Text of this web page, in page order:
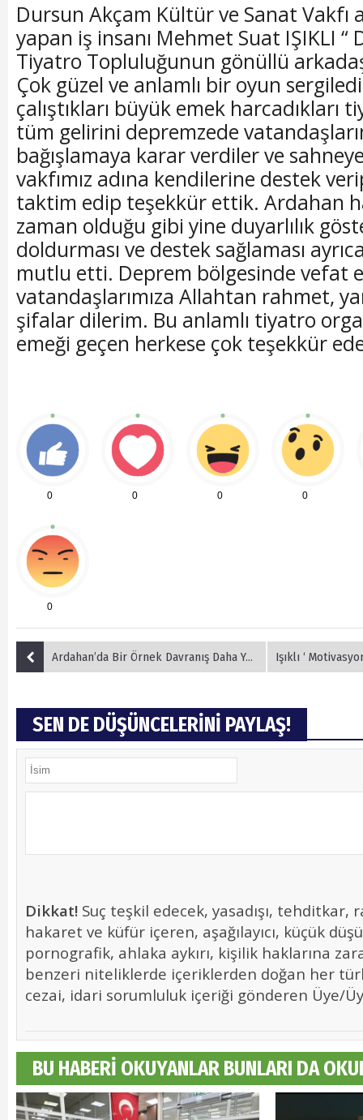
​Dursun Akçam Kültür ve Sanat Vakfı
yapan iş insanı Mehmet Suat IŞIKLI “
Tiyatro Topluluğunun gönüllü
Çok güzel ve anlamlı bir oyun
çalıştıkları büyük emek harcadıkları
tüm gelirini depremzede
bağışlamaya karar verdiler ve
vakfımız adına kendilerine destek
taktim edip teşekkür ettik. Ardahan
zaman olduğu gibi yine duyarlılık
doldurması ve destek sağlaması
mutlu etti. Deprem bölgesinde vefat
vatandaşlarımıza Allahtan rahmet,
şifalar dilerim. Bu anlamlı tiyatro
emeği geçen herkese çok teşekkür
0 0 0 0
0
Ardahan’da Bir Örnek Davranış Daha Yaşandı. Işıklı ‘ Motivasyon
SEN DE DÜŞÜNCELERİNİ PAYLAŞ!
Dikkat! Suç teşkil edecek, yasadışı, tehditkar,
hakaret ve küfür içeren, aşağılayıcı, küçük
pornografik, ahlaka aykırı, kişilik haklarına
benzeri niteliklerde içeriklerden doğan her
cezai, idari sorumluluk içeriği gönderen Üye/
BU HABERİ OKUYANLAR BUNLARI DA